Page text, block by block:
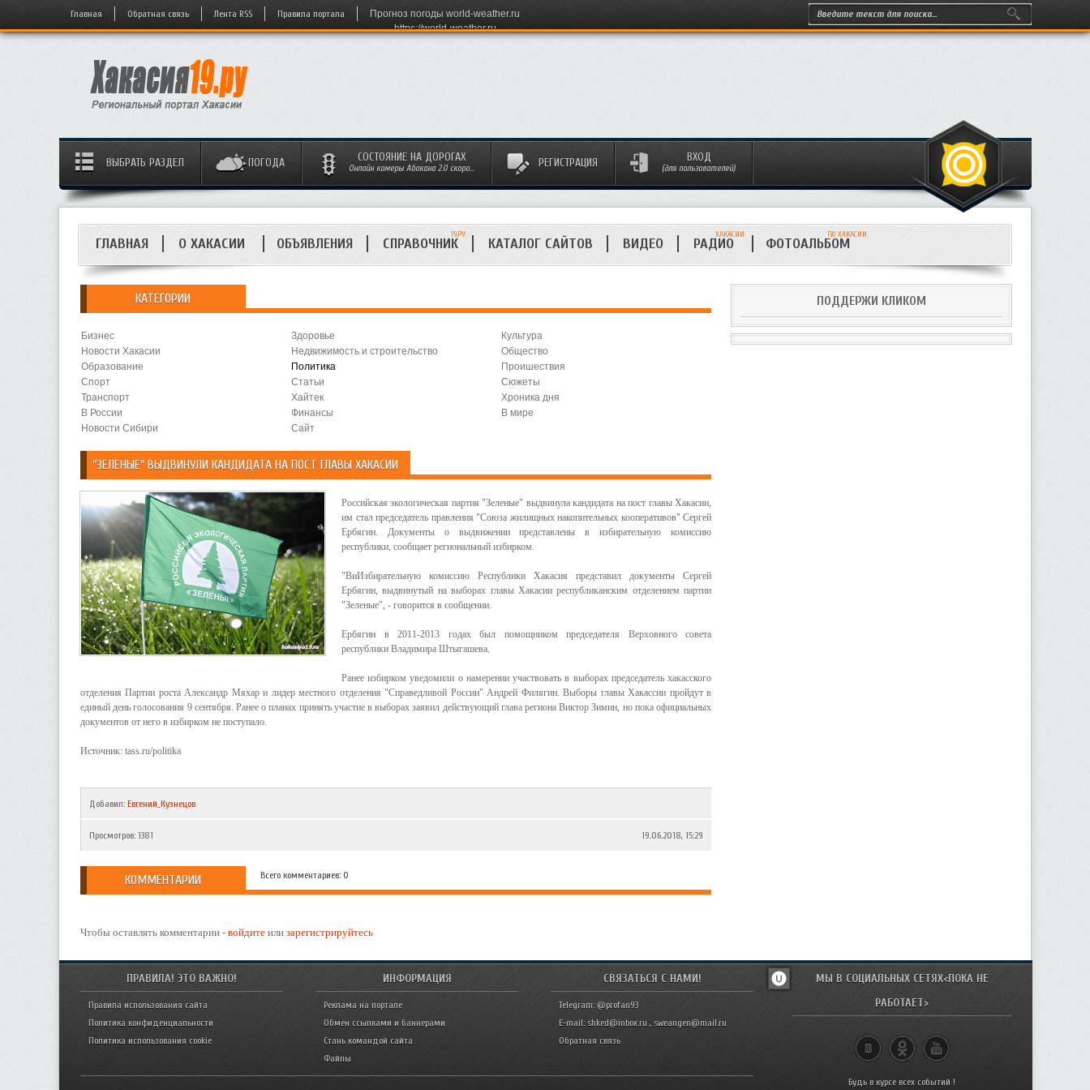
Главная Обратная связь Лента RSS Правила портала
Прогноз погоды world-weather.ru
https://world-weather.ru
ВЫБРАТЬ РАЗДЕЛ ПОГОДА СОСТОЯНИЕ НА ДОРОГАХ
Онлайн камеры Абакана 2.0 скоро... РЕГИСТРАЦИЯ ВХОД
(для пользователей)
ГЛАВНАЯ О ХАКАСИИ ОБЪЯВЛЕНИЯ СПРАВОЧНИК
19.РУ
КАТАЛОГ САЙТОВ ВИДЕО РАДИО
ХАКАСИИ
ФОТОАЛЬБОМ
ПО ХАКАСИИ
КАТЕГОРИИ
Бизнес Здоровье
Культура
Новости Хакасии
Недвижимость и строительство
Общество
Образование
Политика
Проишествия
Спорт
Статьи
Сюжеты
Транспорт
Хайтек
Хроника дня
В России
Финансы
В мире
Новости Сибири
Сайт
"ЗЕЛЕНЫЕ" ВЫДВИНУЛИ КАНДИДАТА НА ПОСТ ГЛАВЫ ХАКАСИИ
Российская экологическая партия "Зеленые" выдвинула кандидата на пост главы Хакасии,
им стал председатель правления "Союза жилищных накопительных кооперативов" Сергей
Ербягин. Документы о выдвижении представлены в избирательную комиссию
республики, сообщает региональный избирком.
"ВиИзбирательную комиссию Республики Хакасия представил документы Сергей
Ербягин, выдвинутый на выборах главы Хакасии республиканским отделением партии
"Зеленые", - говорится в сообщении.
Ербягин в 2011-2013 годах был помощником председателя Верховного совета
республики Владимира Штыгашева.
Ранее избирком уведомили о намерении участвовать в выборах председатель хакасского
отделения Партии роста Александр Мяхар и лидер местного отделения "Справедливой России" Андрей Филягин. Выборы главы Хакассии пройдут в
единый день голосования 9 сентября. Ранее о планах принять участие в выборах заявил действующий глава региона Виктор Зимин, но пока официальных
документов от него в избирком не поступало.
Источник: tass.ru/politika
Добавил: Евгений_Кузнецов
Просмотров: 1381 19.06.2018, 15:29
КОММЕНТАРИИ Всего комментариев: 0
Чтобы оставлять комментарии - войдите или зарегистрируйтесь
ПОДДЕРЖИ КЛИКОМ
ПРАВИЛА! ЭТО ВАЖНО!
Правила использования сайта
Политика конфиденциальности
Политика использования cookie
ИНФОРМАЦИЯ
Реклама на портале
Обмен ссылками и баннерами
Стань командой сайта
Файлы
СВЯЗАТЬСЯ С НАМИ!
Telegram: @profan93
E-mail: shked@inbox.ru , sweangen@mail.ru
Обратная связь
МЫ В СОЦИАЛЬНЫХ СЕТЯХ<ПОКА НЕ
РАБОТАЕТ>
Будь в курсе всех событий !